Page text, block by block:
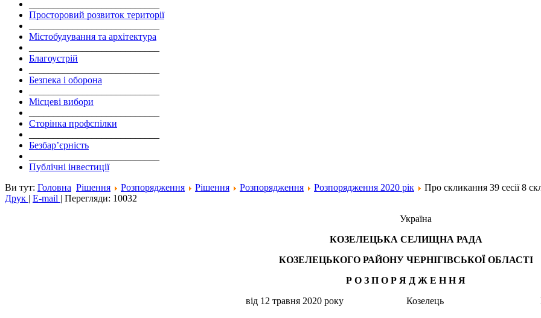
Просторовий розвиток території
Містобудування та архітектура
Благоустрій
Безпека і оборона
Місцеві вибори
Сторінка профспілки
Безбар’єрність
Публічні інвестиції
Ви тут: Головна Рішення Розпорядження Рішення Розпорядження Розпорядження 2020 рік
Про скликання 39 сесії 8
Друк | E-mail | Перегляди: 10032
Україна
КОЗЕЛЕЦЬКА СЕЛИЩНА РАДА
КОЗЕЛЕЦЬКОГО РАЙОНУ ЧЕРНІГІВСЬКОЇ ОБЛАСТІ
Р О З П О Р Я Д Ж Е Н Н Я
від 12 травня 2020 року Козелець №